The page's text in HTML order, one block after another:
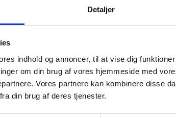
Detaljer
indhold og annoncer, til at vise dig
om din brug af vores hjemmeside med
Vores partnere kan kombinere disse
din brug af deres tjenester.